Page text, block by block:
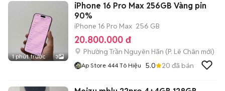
1 phút trước 3
iPhone 16 Pro Max 256GB Vàng pin
90%
iPhone 16 Pro Max 256 GB
20.800.000 đ
Phường Trần Nguyên Hãn (P. Lê Chân mới)
Ap Store 444 Tô Hiệu 5.0 20 đã bán